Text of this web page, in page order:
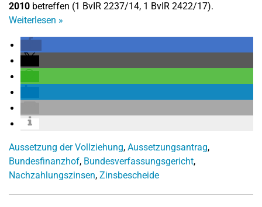
2010 betreffen (1 BvIR 2237/14, 1 BvIR 2422/17).
Weiterlesen »
Aussetzung der Vollziehung, Aussetzungsantrag,
Bundesfinanzhof, Bundesverfassungsgericht,
Nachzahlungszinsen, Zinsbescheide